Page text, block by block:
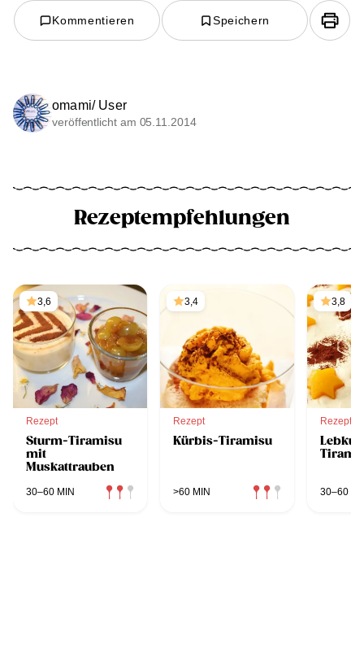
Kommentieren Speichern
omami/ User
veröffentlicht am 05.11.2014
Rezeptempfehlungen
3,6
Rezept
Sturm-Tiramisu
mit
Muskattrauben
30–60 MIN
3,4
Rezept
Kürbis-Tiramisu
>60 MIN
3,8
Rezept
30–60